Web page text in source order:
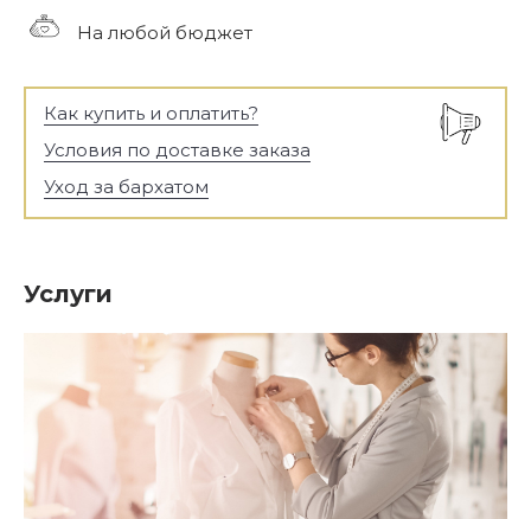
На любой бюджет
Как купить и оплатить?
Условия по доставке заказа
Уход за бархатом
Услуги